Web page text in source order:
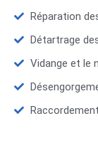
Réparation
Détartrage
Vidange et le